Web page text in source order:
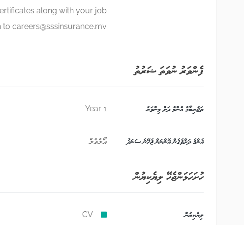
along with your job
to careers@sssinsurance.mv
ފެންވަރު ނުވަތަ ޝަރުތު
ތަޖުރިބާގެ އެންމެ ދަށް މިންވަރު 1 Year
އެންމެ ދަށްވެގެން އޮންނަން ޖެހޭނެ ސަނަދު އޯލެވެލް
ހުށަހަޅަންޖެހޭ ލިޔެކިޔުން
ލިޔެކިޔުން
CV